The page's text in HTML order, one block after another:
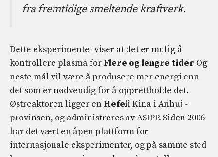
fra fremtidige smeltende kraftverk.
Dette eksperimentet viser at det er mulig å
kontrollere plasma for Flere og lengre tider Og
neste mål vil være å produsere mer energi enn
det som er nødvendig for å opprettholde det.
Østreaktoren ligger en Hefeii Kina i Anhui -
provinsen, og administreres av ASIPP. Siden 2006
har det vært en åpen plattform for
internasjonale eksperimenter, og på samme sted